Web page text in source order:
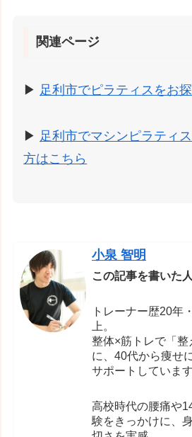
関連ページ
▶ 足利市でピラティスをお
▶ 足利市でマシンピラティ
方はこちら
小泉 智明
この記事を書いた人
トレーナー歴20年
上。
整体×筋トレで「
に、40代から痩せ
サポートしています
高校時代の腰痛や
験をきっかけに、